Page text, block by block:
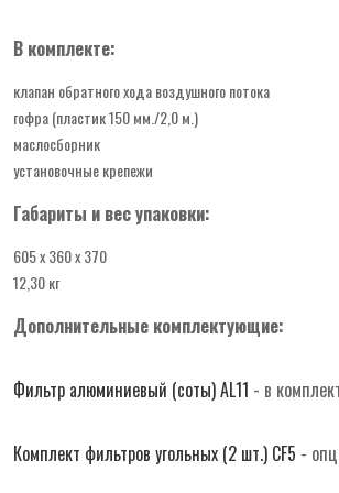
В комплекте:
клапан обратного хода воздушного потока
гофра (пластик 150 мм./2,0 м.)
маслосборник
установочные крепежи
Габариты и вес упаковки:
605 х 360 х 370
12,30 кг
Дополнительные комплектующие:
Фильтр алюминиевый (соты) AL11 - в
Комплект фильтров угольных (2 шт.) CF5 -